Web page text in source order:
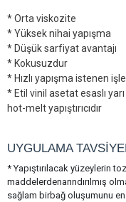
* Orta viskozite
* Yüksek nihai yapışma
* Düşük sarfiyat avantajı
* Kokusuzdur
* Hızlı yapışma istenen
* Etil vinil asetat esaslı
hot-melt yapıştırıcıdır
UYGULAMA
* Yapıştırılacak yüzeylerin
maddelerdenarındırılmış
sağlam birbağ oluşumunu